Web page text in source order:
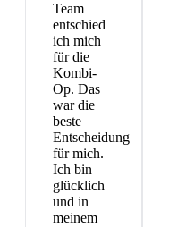
Team
entschied
ich mich
für die
Kombi-
Op. Das
war die
beste
Entscheidung
für mich.
Ich bin
glücklich
und in
meinem